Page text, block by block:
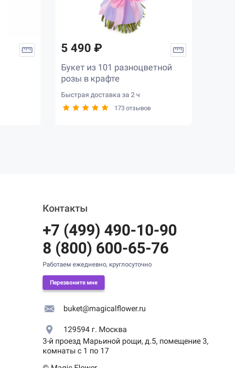
5 490 ₽
Букет из 101 разноцветной
розы в крафте
Быстрая доставка за 2 ч
173 отзывов
Контакты
+7 (499) 490-10-90
8 (800) 600-65-76
Работаем ежедневно, круглосуточно
Перезвоните мне
buket@magicalflower.ru
129594 г. Москва
3-й проезд Марьиной рощи, д.5, помещение 3,
комнаты с 1 по 17